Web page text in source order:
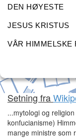
DEN HØYESTE
JESUS KRISTUS
VÅR HIMMELSKE
Setning fra
...mytologi og
konfucianisme)
mange ministre som